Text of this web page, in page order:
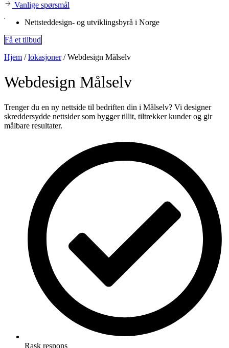
Vanlige spørsmål
Nettsteddesign- og utviklingsbyrå i Norge
Få et tilbud
Hjem /lokasjoner/Webdesign Målselv
Webdesign Målselv
Trenger du en ny nettside til bedriften din i Målselv? Vi designer
skreddersydde nettsider som bygger tillit, tiltrekker kunder og gir
målbare resultater.
Rask respons